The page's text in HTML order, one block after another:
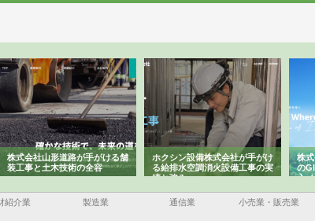
株式会社山形道路が手がける舗
装工事と土木技術の全容
ホクシン設備株式会社が手がけ
る給排水空調消火設備工事の実
績と強み
株
の
入
紹介業 製造業 通信業 小売業・販売業